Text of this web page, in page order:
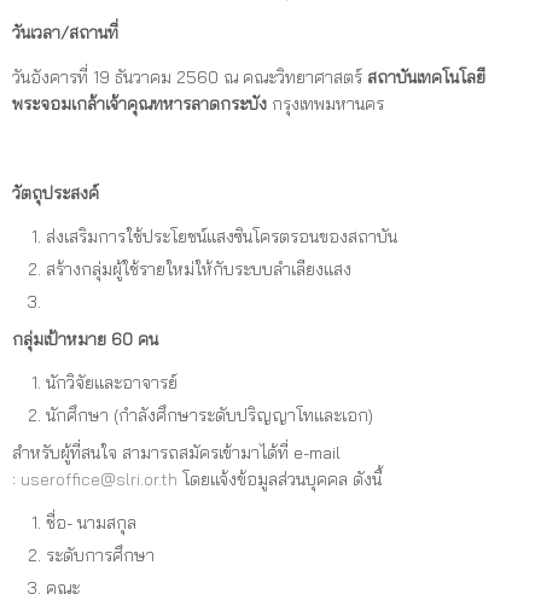
วันเวลา/สถานที่
วันอังคารที่ 19 ธันวาคม 2560 ณ คณะวิทยาศาสตร์ สถาบันเทคโนโลยี
พระจอมเกล้าเจ้าคุณทหารลาดกระบัง กรุงเทพมหานคร
วัตถุประสงค์
ส่งเสริมการใช้ประโยชน์แสงซินโครตรอนของสถาบัน
สร้างกลุ่มผู้ใช้รายใหม่ให้กับระบบลำเลียงแสง
กลุ่มเป้าหมาย 60 คน
นักวิจัยและอาจารย์
นักศึกษา (กำลังศึกษาระดับปริญญาโทและเอก)
สำหรับผู้ที่สนใจ สามารถสมัครเข้ามาได้ที่ e-mail
: useroffice@slri.or.th โดยแจ้งข้อมูลส่วนบุคคล ดังนี้
ชื่อ- นามสกุล
ระดับการศึกษา
คณะ